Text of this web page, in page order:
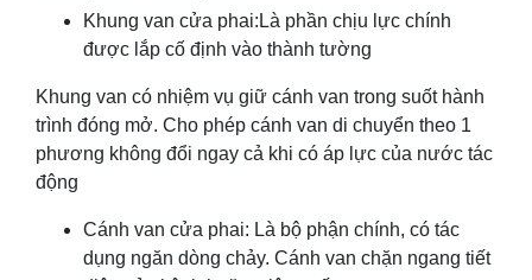
Khung van cửa phai:Là phần chịu lực chính
được lắp cố định vào thành tường
Khung van có nhiệm vụ giữ cánh van trong suốt hành
trình đóng mở. Cho phép cánh van di chuyển theo 1
phương không đổi ngay cả khi có áp lực của nước tác
động
Cánh van cửa phai: Là bộ phận chính, có tác
dụng ngăn dòng chảy. Cánh van chặn ngang tiết